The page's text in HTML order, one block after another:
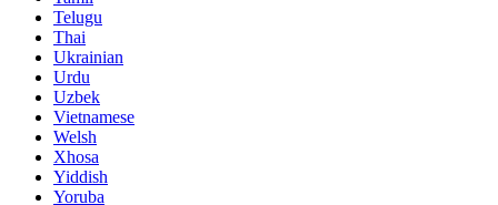
Telugu
Thai
Ukrainian
Urdu
Uzbek
Vietnamese
Welsh
Xhosa
Yiddish
Yoruba